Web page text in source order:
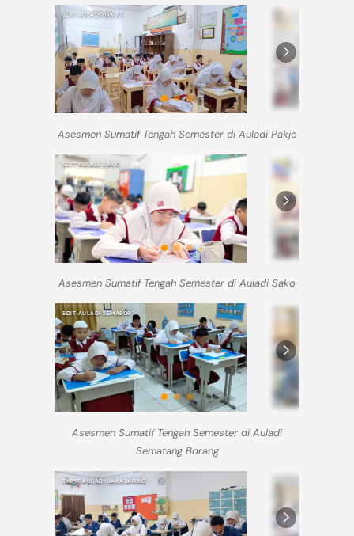
SDIT AULADI PAKJO
Asesmen Sumatif Tengah Semester di Auladi Pakjo
SDIT AULADI SAKO SDIT AULADI SAKO
Asesmen Sumatif Tengah Semester di Auladi Sako
SDIT AULADI SEMABOR
Asesmen Sumatif Tengah Semester di Auladi
Sematang Borang
SMPIT AULADI JAKABARING